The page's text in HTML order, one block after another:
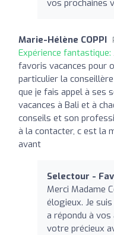
vos prochaines
Marie-Hélène COPPI
Expérience fantastique:
favoris vacances pour
particulier la
que je fais appel à ses
vacances à Bali et à
conseils et son
à la contacter, c est la
avant
Selectour -
Merci Madame
élogieux. Je
a répondu à
votre précieux